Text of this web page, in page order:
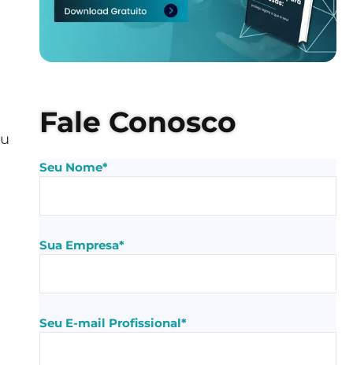
Fale Conosco
Seu Nome*
Sua Empresa*
Seu E-mail Profissional*